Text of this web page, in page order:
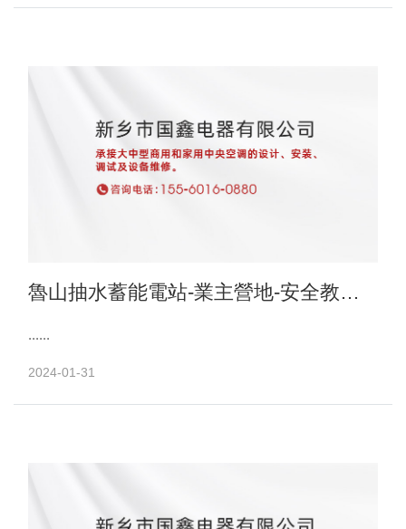
魯山抽水蓄能電站-業主營地-安全教育
......
2024-01-31